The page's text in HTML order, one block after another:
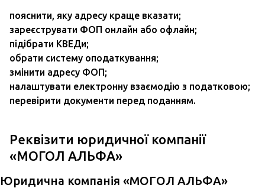
пояснити, яку адресу краще вказати;
зареєструвати ФОП онлайн або офлайн;
підібрати КВЕДи;
обрати систему оподаткування;
змінити адресу ФОП;
налаштувати електронну взаємодію з податковою;
перевірити документи перед поданням.
Реквізити юридичної компанії
«МОГОЛ АЛЬФА»
Юридична компанія «МОГОЛ АЛЬФА»